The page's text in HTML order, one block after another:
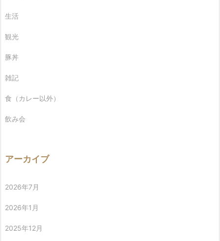
生活
観光
豚丼
雑記
食（カレー以外）
飲み会
アーカイブ
2026年7月
2026年1月
2025年12月